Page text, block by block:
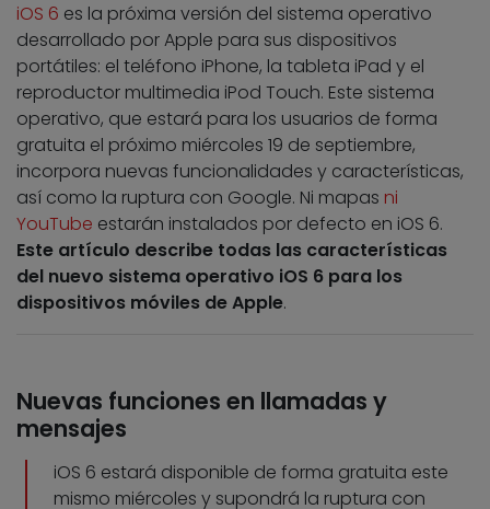
iOS 6 es la próxima versión del sistema operativo
desarrollado por Apple para sus dispositivos
portátiles: el teléfono iPhone, la tableta iPad y el
reproductor multimedia iPod Touch. Este sistema
operativo, que estará para los usuarios de forma
gratuita el próximo miércoles 19 de septiembre,
incorpora nuevas funcionalidades y características,
así como la ruptura con Google. Ni mapas ni
YouTube estarán instalados por defecto en iOS 6.
Este artículo describe todas las características
del nuevo sistema operativo iOS 6 para los
dispositivos móviles de Apple.
Nuevas funciones en llamadas y
mensajes
iOS 6 estará disponible de forma gratuita este
mismo miércoles y supondrá la ruptura con